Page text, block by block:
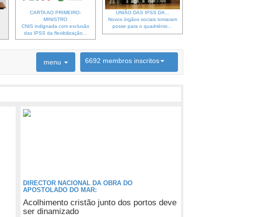
CARTA AO PRIMEIRO-
MINISTRO
CNIS indignada com exclusão
das IPSS da flexibilização...
UNIÃO DAS IPSS DA...
Novos órgãos sociais tomaram
posse para o quadriénio...
menu 6692 membros inscritos
DIRECTOR NACIONAL DA OBRA DO
APOSTOLADO DO MAR:
Acolhimento cristão junto dos portos deve
ser dinamizado